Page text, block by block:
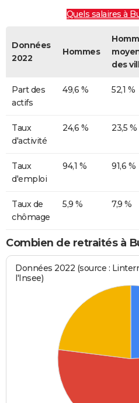
Quels salaires à
Données
2022
Hommes
des
Part des
actifs
49,6 % 52,1 %
Taux
d'activité
24,6 % 23,5 %
Taux
d'emploi
94,1 % 91,6 %
Taux de
chômage
5,9 % 7,9 %
Combien de retraités à
Données 2022 (source :
l'Insee)